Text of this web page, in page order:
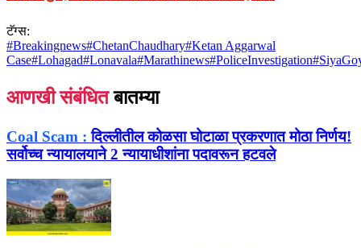
टॅग्स:
#Breakingnews#ChetanChaudhary#Ketan Aggarwal
Case#Lohagad#Lonavala#Marathinews#PoliceInvestigation#
आणखी संबंधित बातम्या
Coal Scam : दिल्लीतील कोळसा घोटाळा प्रकरणात मोठा निर्णय!
सर्वोच्च न्यायालयाने 2 न्यायाधीशांना पदावरून हटवले